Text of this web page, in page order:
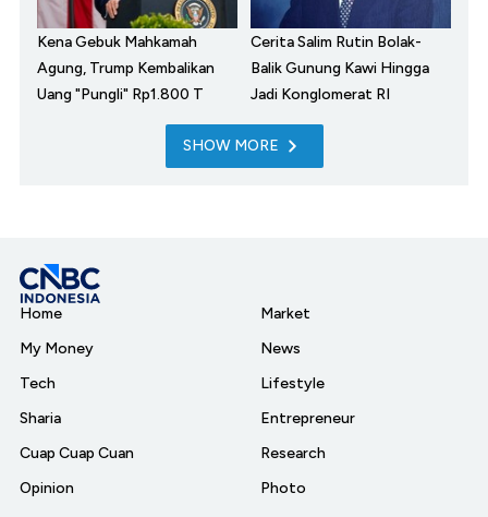
Kena Gebuk Mahkamah
Agung, Trump Kembalikan
Uang "Pungli" Rp1.800 T
Cerita Salim Rutin Bolak-
Balik Gunung Kawi Hingga
Jadi Konglomerat RI
SHOW MORE
Home
My Money
Tech
Sharia
Cuap Cuap Cuan
Opinion
Market
News
Lifestyle
Entrepreneur
Research
Photo